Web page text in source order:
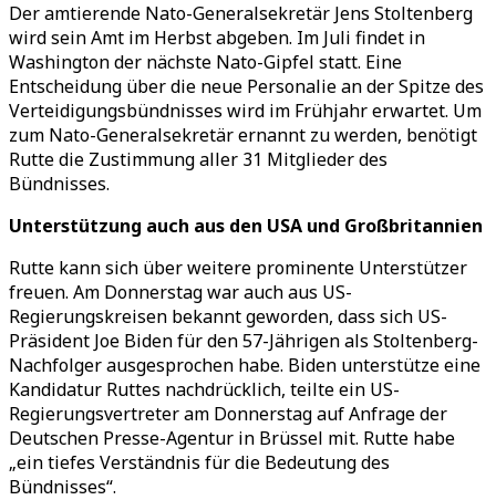
Der amtierende Nato-Generalsekretär Jens Stoltenberg
wird sein Amt im Herbst abgeben. Im Juli findet in
Washington der nächste Nato-Gipfel statt. Eine
Entscheidung über die neue Personalie an der Spitze des
Verteidigungsbündnisses wird im Frühjahr erwartet. Um
zum Nato-Generalsekretär ernannt zu werden, benötigt
Rutte die Zustimmung aller 31 Mitglieder des
Bündnisses.
Unterstützung auch aus den USA und Großbritannien
Rutte kann sich über weitere prominente Unterstützer
freuen. Am Donnerstag war auch aus US-
Regierungskreisen bekannt geworden, dass sich US-
Präsident Joe Biden für den 57-Jährigen als Stoltenberg-
Nachfolger ausgesprochen habe. Biden unterstütze eine
Kandidatur Ruttes nachdrücklich, teilte ein US-
Regierungsvertreter am Donnerstag auf Anfrage der
Deutschen Presse-Agentur in Brüssel mit. Rutte habe
„ein tiefes Verständnis für die Bedeutung des
Bündnisses“.